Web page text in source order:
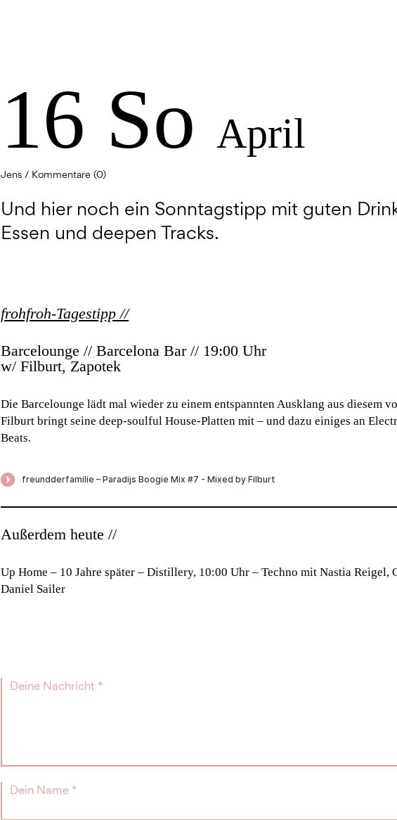
16 SoApril
Jens / Kommentare (0)
Und hier noch ein Sonntagstipp mit guten
Essen und deepen Tracks.
frohfroh-Tagestipp //
Barcelounge // Barcelona Bar // 19:00 Uhr
w/ Filburt, Zapotek
Die Barcelounge lädt mal wieder zu einem entspannten Ausklang aus diesem
Filburt bringt seine deep-soulful House-Platten mit – und dazu einiges an
Beats.
Außerdem heute //
Up Home – 10 Jahre später– Distillery, 10:00 Uhr – Techno mit Nastia Reigel,
Daniel Sailer